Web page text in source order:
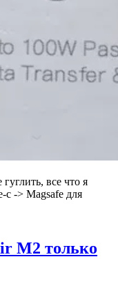
все что я
c -> Magsafe для
M2 только